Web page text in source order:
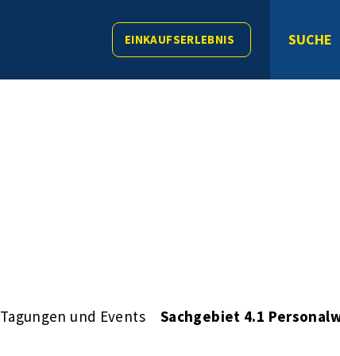
EINKAUFSERLEBNIS SUCHE
Tagungen und Events Sachgebiet 4.1